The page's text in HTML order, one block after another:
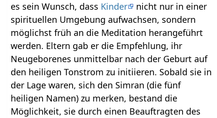
es sein Wunsch, dass Kinder
nicht nur in einer
spirituellen Umgebung aufwachsen, sondern
möglichst früh an die Meditation herangeführt
werden. Eltern gab er die Empfehlung, ihr
Neugeborenes unmittelbar nach der Geburt auf
den heiligen Tonstrom zu initiieren. Sobald sie in
der Lage waren, sich den Simran (die fünf
heiligen Namen) zu merken, bestand die
Möglichkeit, sie durch einen Beauftragten des